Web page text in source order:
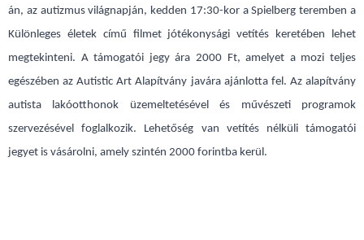
án, az autizmus világnapján, kedden 17:30-kor a Spielberg teremben a
Különleges életek című filmet jótékonysági vetítés keretében lehet
megtekinteni. A támogatói jegy ára 2000 Ft, amelyet a mozi teljes
egészében az Autistic Art Alapítvány javára ajánlotta fel. Az alapítvány
autista lakóotthonok üzemeltetésével és művészeti programok
szervezésével foglalkozik. Lehetőség van vetítés nélküli támogatói
jegyet is vásárolni, amely szintén 2000 forintba kerül.